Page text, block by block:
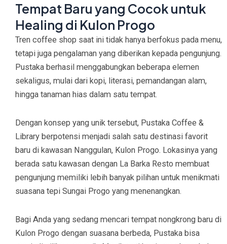
Tempat Baru yang Cocok untuk
Healing di Kulon Progo
Tren coffee shop saat ini tidak hanya berfokus pada menu,
tetapi juga pengalaman yang diberikan kepada pengunjung.
Pustaka berhasil menggabungkan beberapa elemen
sekaligus, mulai dari kopi, literasi, pemandangan alam,
hingga tanaman hias dalam satu tempat.
Dengan konsep yang unik tersebut, Pustaka Coffee &
Library berpotensi menjadi salah satu destinasi favorit
baru di kawasan Nanggulan, Kulon Progo. Lokasinya yang
berada satu kawasan dengan La Barka Resto membuat
pengunjung memiliki lebih banyak pilihan untuk menikmati
suasana tepi Sungai Progo yang menenangkan.
Bagi Anda yang sedang mencari tempat nongkrong baru di
Kulon Progo dengan suasana berbeda, Pustaka bisa